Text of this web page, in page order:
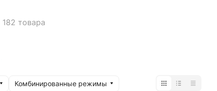
182 товара
Комбинированные режимы